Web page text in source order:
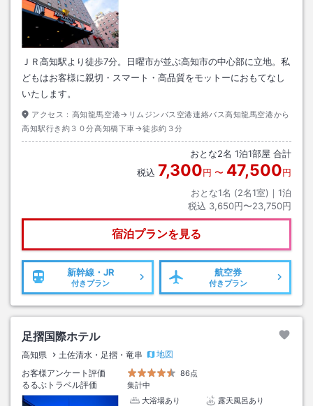
ＪＲ高知駅より徒歩7分。日曜市が並ぶ高知市の中心部に立地。私
どもはお客様に親切・スマート・高品質をモットーにおもてなし
いたします。
アクセス： 高知龍馬空港→リムジンバス空港連絡バス高知龍馬空港から
高知駅行き約３０分高知橋下車→徒歩約３分
おとな2名 1泊1部屋 合計
税込 7,300円 〜 47,500円
おとな1名 (2名1室)｜ 1泊
税込 3,650円〜23,750円
宿泊プランを見る
新幹線・JR
付きプラン
航空券
付きプラン
足摺国際ホテル
高知県 土佐清水・足摺・竜串
地図
お客様アンケート評価
86点
るるぶトラベル評価
集計中
大浴場あり
露天風呂あり